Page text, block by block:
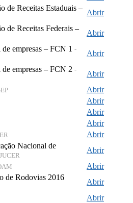
de Receitas Estaduais –
Abrir
de Receitas Federais –
Abrir
empresas – FCN 1 -
Abrir
empresas – FCN 2 -
Abrir
Abrir
Abrir
Abrir
Abrir
Abrir
Nacional de
Abrir
Abrir
de Rodovias 2016
Abrir
Abrir